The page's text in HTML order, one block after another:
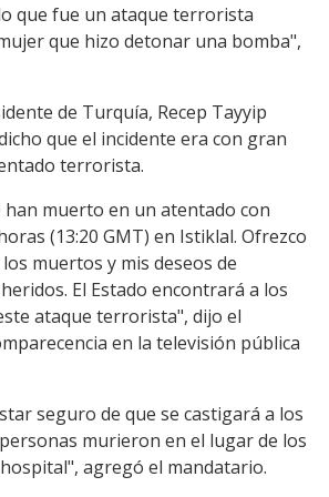
que fue un ataque terrorista
que hizo detonar una bomba",
de Turquía, Recep Tayyip
que el incidente era con gran
terrorista.
han muerto en un atentado con
(13:20 GMT) en Istiklal. Ofrezco
muertos y mis deseos de
El Estado encontrará a los
ataque terrorista", dijo el
en la televisión pública
seguro de que se castigará a los
murieron en el lugar de los
agregó el mandatario.